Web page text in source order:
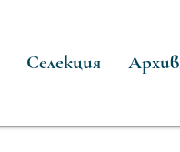
Селекция